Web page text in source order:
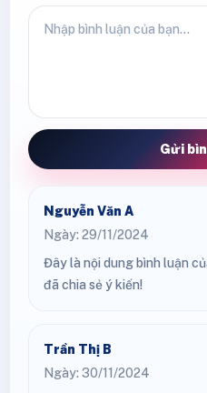
Gửi
Nguyễn Văn A
Ngày: 29/11/2024
Đây là nội dung bình luận
đã chia sẻ ý kiến!
Trần Thị B
Ngày: 30/11/2024